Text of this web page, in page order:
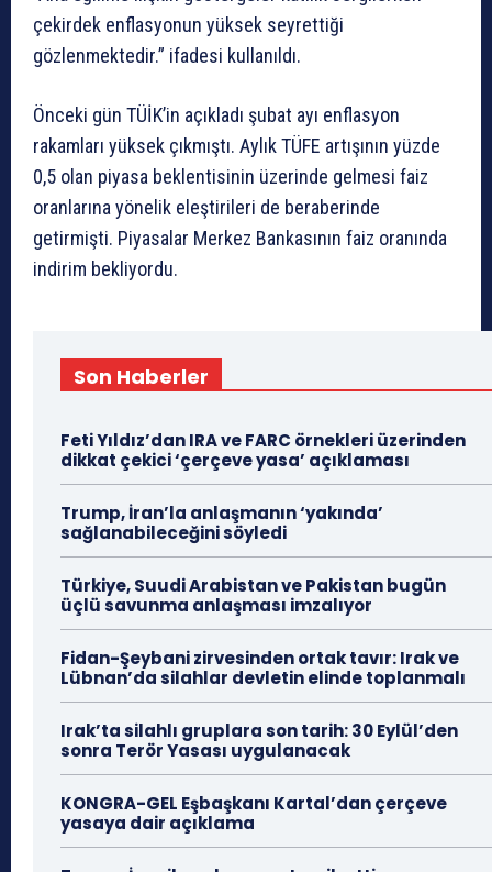
çekirdek enflasyonun yüksek seyrettiği
gözlenmektedir.” ifadesi kullanıldı.
Önceki gün TÜİK’in açıkladı şubat ayı enflasyon
rakamları yüksek çıkmıştı. Aylık TÜFE artışının yüzde
0,5 olan piyasa beklentisinin üzerinde gelmesi faiz
oranlarına yönelik eleştirileri de beraberinde
getirmişti. Piyasalar Merkez Bankasının faiz oranında
indirim bekliyordu.
Son Haberler
Feti Yıldız’dan IRA ve FARC örnekleri üzerinden
dikkat çekici ‘çerçeve yasa’ açıklaması
Trump, İran’la anlaşmanın ‘yakında’
sağlanabileceğini söyledi
Türkiye, Suudi Arabistan ve Pakistan bugün
üçlü savunma anlaşması imzalıyor
Fidan-Şeybani zirvesinden ortak tavır: Irak ve
Lübnan’da silahlar devletin elinde toplanmalı
Irak’ta silahlı gruplara son tarih: 30 Eylül’den
sonra Terör Yasası uygulanacak
KONGRA-GEL Eşbaşkanı Kartal’dan çerçeve
yasaya dair açıklama